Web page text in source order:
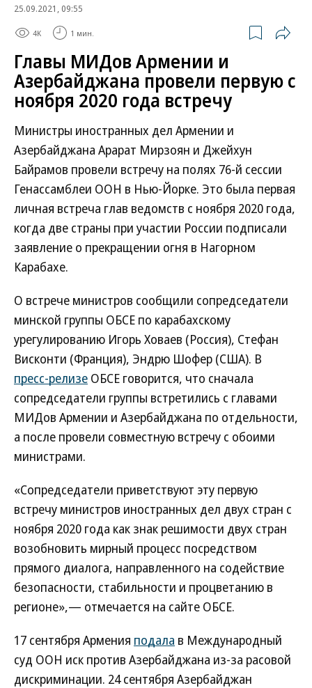
25.09.2021, 09:55
4K 1 мин.
Главы МИДов Армении и
Азербайджана провели первую с
ноября 2020 года встречу
Министры иностранных дел Армении и
Азербайджана Арарат Мирзоян и Джейхун
Байрамов провели встречу на полях 76-й сессии
Генассамблеи ООН в Нью-Йорке. Это была первая
личная встреча глав ведомств с ноября 2020 года,
когда две страны при участии России подписали
заявление о прекращении огня в Нагорном
Карабахе.
О встрече министров сообщили сопредседатели
минской группы ОБСЕ по карабахскому
урегулированию Игорь Ховаев (Россия), Стефан
Висконти (Франция), Эндрю Шофер (США). В
пресс-релизе ОБСЕ говорится, что сначала
сопредседатели группы встретились с главами
МИДов Армении и Азербайджана по отдельности,
а после провели совместную встречу с обоими
министрами.
«Сопредседатели приветствуют эту первую
встречу министров иностранных дел двух стран с
ноября 2020 года как знак решимости двух стран
возобновить мирный процесс посредством
прямого диалога, направленного на содействие
безопасности, стабильности и процветанию в
регионе»,— отмечается на сайте ОБСЕ.
17 сентября Армения подала в Международный
суд ООН иск против Азербайджана из-за расовой
дискриминации. 24 сентября Азербайджан